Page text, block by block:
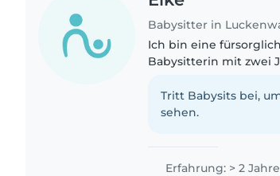
Babysitter in
Ich bin eine
Babysitterin mit zwei
Grundschulkindern.
Tritt Babysits bei,
sehen.
Erfahrung: > 2 Jahre